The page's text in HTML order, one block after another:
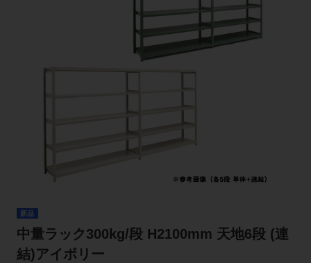
新品
中量ラック300kg/段 H2100mm 天地6段 (連
結)アイボリー